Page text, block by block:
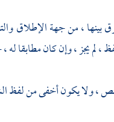
بينها ، من جهة الإطلاق
، لم يجز ، وإن كان مطابقا له
، ولا يكون أخفى من لفظ